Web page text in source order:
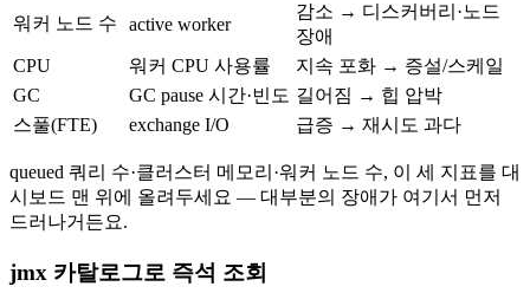
워커 노드 수 active worker
감소 → 디스커버리·노드
장애
CPU
워커 CPU 사용률
지속 포화 → 증설/스케일
GC
GC pause 시간·빈도 길어짐 → 힙 압박
스풀(FTE)
exchange I/O 급증 → 재시도 과다
queued 쿼리 수·클러스터 메모리·워커 노드 수, 이 세 지표를 대
시보드 맨 위에 올려두세요 — 대부분의 장애가 여기서 먼저
드러나거든요.
jmx 카탈로그로 즉석 조회